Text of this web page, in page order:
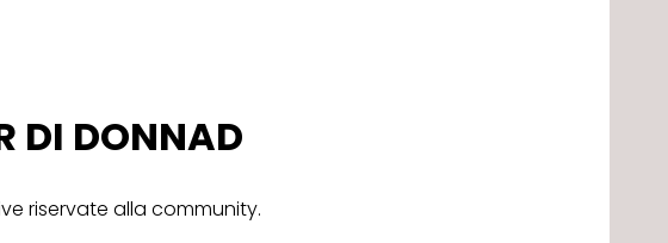
DI DONNAD
riservate alla community.